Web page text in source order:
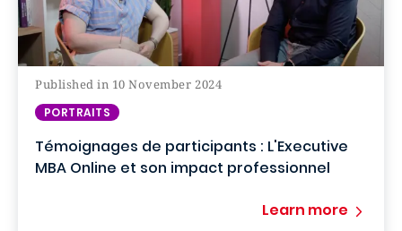
Published in 10 November 2024
PORTRAITS
Témoignages de participants : L'Executive
MBA Online et son impact professionnel
Learn more